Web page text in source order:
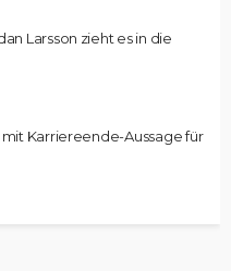
Larsson zieht es in die
Karriereende-Aussage für